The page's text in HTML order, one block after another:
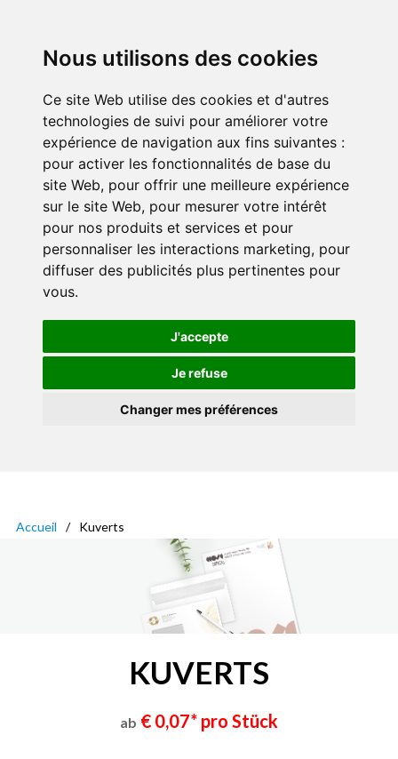
Nous utilisons des cookies
Ce site Web utilise des cookies et d'autres
technologies de suivi pour améliorer votre
expérience de navigation aux fins suivantes :
pour activer les fonctionnalités de base du
site Web, pour offrir une meilleure expérience
sur le site Web, pour mesurer votre intérêt
pour nos produits et services et pour
personnaliser les interactions marketing, pour
diffuser des publicités plus pertinentes pour
vous.
J'accepte
Je refuse
Changer mes préférences
Accueil Kuverts
KUVERTS
ab € 0,07* pro Stück